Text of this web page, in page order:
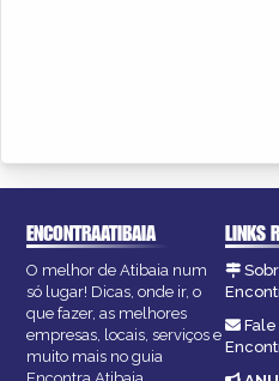
ENCONTRAATIBAIA
O melhor de Atibaia num
só lugar! Dicas, onde ir, o
que fazer, as melhores
empresas, locais, serviços e
muito mais no guia
LINKS